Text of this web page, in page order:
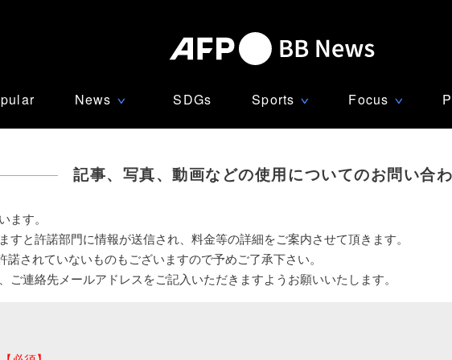
News ∨ SDGs Sports ∨ Focus ∨
記事、写真、動画などの使用についてのお問い合
ます。
すと許諾部門に情報が送信され、料金等の詳細をご案内させて頂きます。
諾されていないものもございますので予めご了承下さい。
ご連絡先メールアドレスをご記入いただきますようお願いいたします。